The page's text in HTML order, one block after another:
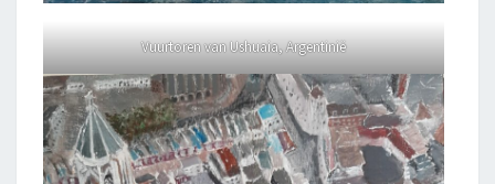
Vuurtoren van Ushuaia, Argentinië